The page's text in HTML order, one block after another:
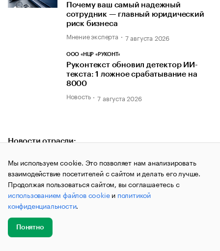
Почему ваш самый надежный
сотрудник — главный юридический
риск бизнеса
Мнение эксперта 7 августа 2026
ООО «НЦР «РУКОНТ»
Руконтекст обновил детектор ИИ-
текста: 1 ложное срабатывание на
8000
Новость 7 августа 2026
Новости отрасли:
Nurax: Куда уходят данные при
работе с ИИ — 3 модели и их риски
Мнение эксперта 8 июня 2026
АКАДЕМИЯ ИННОВАЦИЙ И ПЕРСПЕКТИВНЫХ
Мы используем cookie. Это позволяет нам анализировать
взаимодействие посетителей с сайтом и делать его лучше.
Продолжая пользоваться сайтом, вы соглашаетесь с
использованием файлов cookieи политикой
конфиденциальности.
Понятно